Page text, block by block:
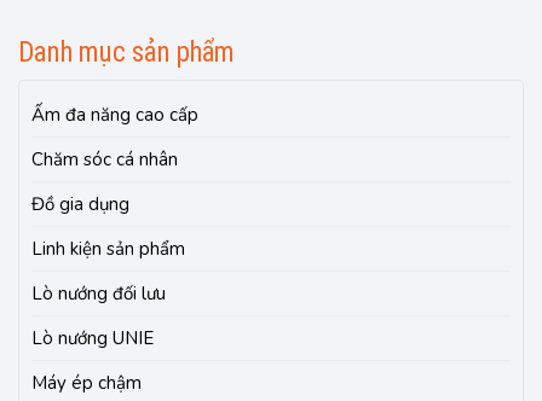
Danh mục sản phẩm
Ấm đa năng cao cấp
Chăm sóc cá nhân
Đồ gia dụng
Linh kiện sản phẩm
Lò nướng đối lưu
Lò nướng UNIE
Máy ép chậm